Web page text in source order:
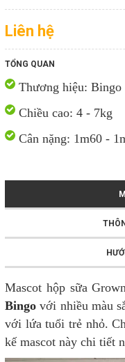
Liên hệ
TỔNG QUAN
Thương hiệu: Bingo
Chiều cao: 4 - 7kg
Cân nặng: 1m60 -
Mascot hộp sữa
Bingo với nhiều màu
với lứa tuổi trẻ nhỏ.
kế mascot này chi tiết